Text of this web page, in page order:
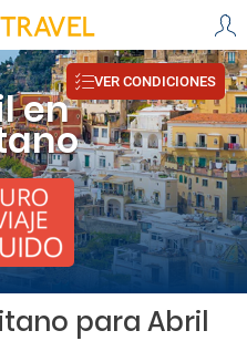
en
VER CONDICIONES
para Abril